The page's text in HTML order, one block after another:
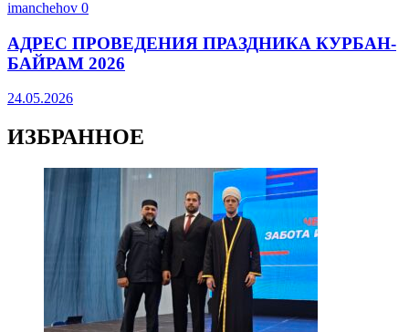
imanchehov 0
АДРЕС ПРОВЕДЕНИЯ ПРАЗДНИКА КУРБАН-
БАЙРАМ 2026
24.05.2026
ИЗБРАННОЕ